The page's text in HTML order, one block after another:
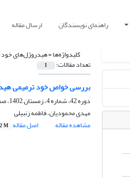
راهنمای نویسندگان ارسال مقاله
کلیدواژه‌ها =هیدروژل‌های
تعداد مقالات: 1
بررسی خواص خود ترمیمی
دوره 42، شماره 4، زمستان 1402، صفحه
مهدی محمودیان، فاطمه زنبیلی
مشاهده مقاله
اصل مقاله M